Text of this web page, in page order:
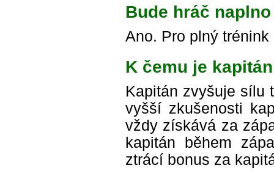
Bude hráč
Ano. Pro plný
K čemu je
Kapitán zvyšuje sílu
vyšší zkušenosti
vždy získává za
kapitán během
ztrácí bonus za